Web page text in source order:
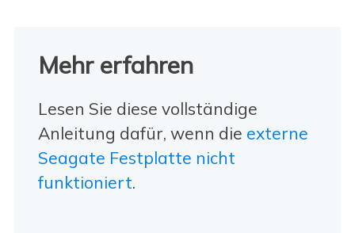
Mehr erfahren
Lesen Sie diese vollständige
Anleitung dafür, wenn die externe
Seagate Festplatte nicht
funktioniert.